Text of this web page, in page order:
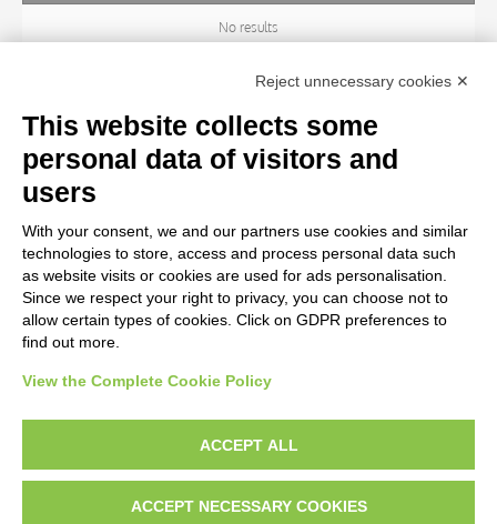
No results
TITLE
MATERIAL AND TECHNIQUE
CENTURY
diritto d’autore, legge 22 aprile 1941 n. 633. I diritti degli autori, degli artisti e
dei fotografi che hanno realizzato le opere e le immagini, degli enti e delle
istituzioni che ne sono proprietari, sono riservati. Si vieta quindi la
Reject unnecessary cookies ✕
This website collects some
personal data of visitors and
users
With your consent, we and our partners use cookies and similar
technologies to store, access and process personal data such
as website visits or cookies are used for ads personalisation.
Since we respect your right to privacy, you can choose not to
allow certain types of cookies. Click on GDPR preferences to
find out more.
View the Complete Cookie Policy
ACCEPT ALL
ACCEPT NECESSARY COOKIES